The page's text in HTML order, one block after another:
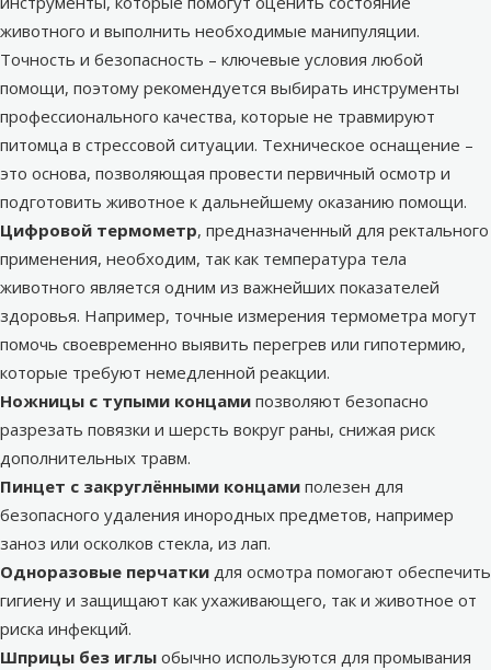
животного и выполнить необходимые манипуляции.
Точность и безопасность – ключевые условия любой
помощи, поэтому рекомендуется выбирать инструменты
профессионального качества, которые не травмируют
питомца в стрессовой ситуации. Техническое оснащение –
это основа, позволяющая провести первичный осмотр и
подготовить животное к дальнейшему оказанию помощи.
Цифровой термометр, предназначенный для ректального
применения, необходим, так как температура тела
животного является одним из важнейших показателей
здоровья. Например, точные измерения термометра могут
помочь своевременно выявить перегрев или гипотермию,
которые требуют немедленной реакции.
Ножницы с тупыми концами позволяют безопасно
разрезать повязки и шерсть вокруг раны, снижая риск
дополнительных травм.
Пинцет с закруглёнными концами полезен для
безопасного удаления инородных предметов, например
заноз или осколков стекла, из лап.
Одноразовые перчатки для осмотра помогают обеспечить
гигиену и защищают как ухаживающего, так и животное от
риска инфекций.
Шприцы без иглы обычно используются для промывания